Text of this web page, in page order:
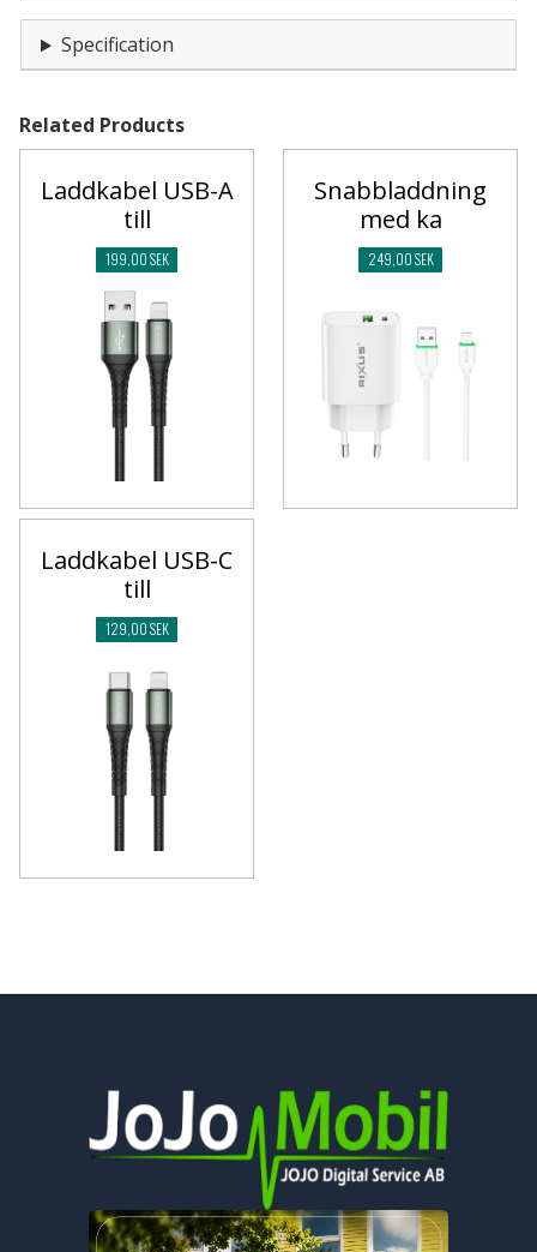
Specification
Related Products
Laddkabel USB-A
till
199,00 SEK
Snabbladdning
med ka
249,00 SEK
Laddkabel USB-C
till
129,00 SEK